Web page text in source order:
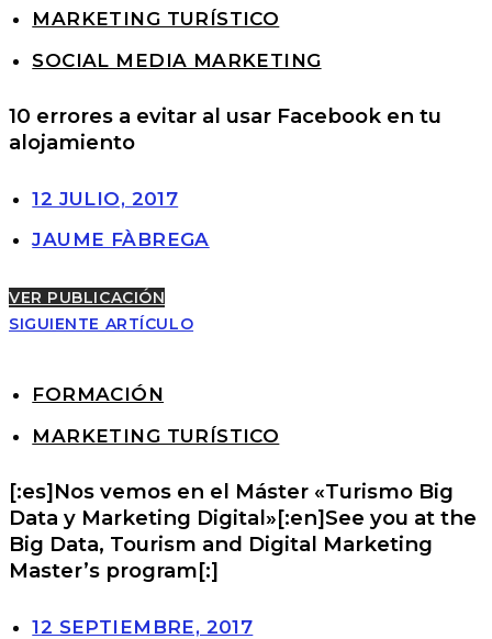
MARKETING TURÍSTICO
SOCIAL MEDIA MARKETING
10 errores a evitar al usar Facebook en tu
alojamiento
12 JULIO, 2017
JAUME FÀBREGA
VER PUBLICACIÓN
SIGUIENTE ARTÍCULO
FORMACIÓN
MARKETING TURÍSTICO
[:es]Nos vemos en el Máster «Turismo Big
Data y Marketing Digital»[:en]See you at the
Big Data, Tourism and Digital Marketing
Master’s program[:]
12 SEPTIEMBRE, 2017